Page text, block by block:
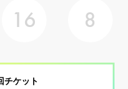
16 8
チケット